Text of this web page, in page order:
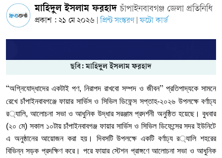
মাহিদুল ইসলাম ফরহাদচাঁপাইনবাবগঞ্জ জেলা প্রতিনিধি
প্রকাশ : ২১ মে ২০২৬ প্রিন্ট সংস্করণ ফটো কার্ড
ছবি: মাহিদুল ইসলাম ফরহাদ
“অগ্নিযোদ্ধাদের একটাই পণ, নিরাপদ রাখবো সম্পদ ও জীবন” প্রতিপাদ্যকে সামনে
রেখে চাঁপাইনবাবগঞ্জে ফায়ার সার্ভিস ও সিভিল ডিফেন্স সপ্তাহ-২০২৬ উপলক্ষে বর্ণাঢ্য
র‌্যালি,আলোচনা সভা ও আধুনিক উদ্ধার সরঞ্জাম প্রদর্শনী অনুষ্ঠিত হয়েছে। বুধবার
(২০ মে) সকাল ১০টায় চাঁপাইনবাবগঞ্জ ফায়ার সার্ভিস ও সিভিল ডিফেন্সের সদর ইউনিটে
এ অনুষ্ঠানের আয়োজন করা হয়। দিবসটি উপলক্ষে একটি বর্ণাঢ্য র‌্যালি শহরের
বিভিন্ন সড়ক প্রদক্ষিণ করে। পরে ফায়ার স্টেশন প্রাঙ্গণে আলোচনা সভা ও আধুনিক